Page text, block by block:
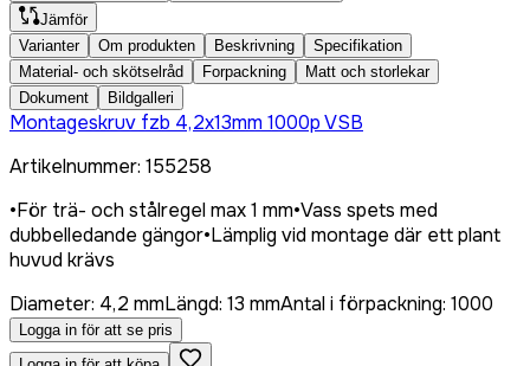
Jämför
Varianter
Om produkten Beskrivning
Specifikation
Material- och skötselråd
Forpackning
Matt och storlekar
Dokument
Bildgalleri
Montageskruv fzb 4,2x13mm 1000p VSB
Artikelnummer: 155258
•För trä- och stålregel max 1 mm•Vass spets med
dubbelledande gängor•Lämplig vid montage där ett plant
huvud krävs
Diameter: 4,2 mmLängd: 13 mmAntal i förpackning: 1000
Logga in för att se pris